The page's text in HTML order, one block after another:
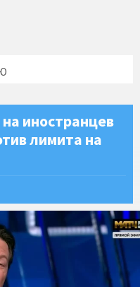
иностранцев
лимита на